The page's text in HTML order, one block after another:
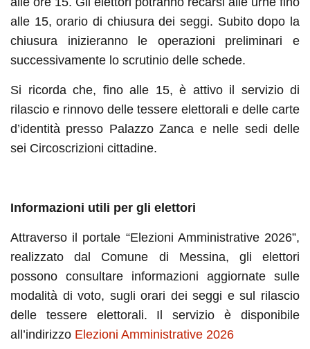
alle 15, orario di chiusura dei seggi. Subito dopo la
chiusura inizieranno le operazioni preliminari e
successivamente lo scrutinio delle schede.
Si ricorda che, fino alle 15, è attivo il servizio di
rilascio e rinnovo delle tessere elettorali e delle carte
d’identità presso Palazzo Zanca e nelle sedi delle
sei Circoscrizioni cittadine.
Informazioni utili per gli elettori
Attraverso il portale “Elezioni Amministrative 2026”,
realizzato dal Comune di Messina, gli elettori
possono consultare informazioni aggiornate sulle
modalità di voto, sugli orari dei seggi e sul rilascio
delle tessere elettorali. Il servizio è disponibile
all’indirizzo Elezioni Amministrative 2026